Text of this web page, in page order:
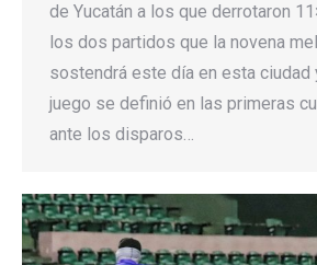
de Yucatán a los que derrotaron
los dos partidos que la novena
sostendrá este día en esta ciudad
juego se definió en las primeras
ante los disparos…